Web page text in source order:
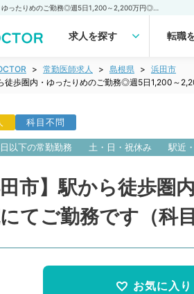
求人を探す 転職
常勤医師求人 島根県
浜田市
徒歩圏内・ゆったりめのご勤務◎週5日1,200～
科目不問
以下の常勤勤務 土・日・祝休み 駅近
田市】駅から徒歩
てご勤務です（科目
お気に入り